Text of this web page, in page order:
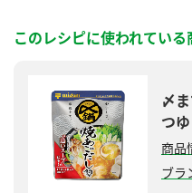
このレシピに使われている
〆
つ
商品
ブラ